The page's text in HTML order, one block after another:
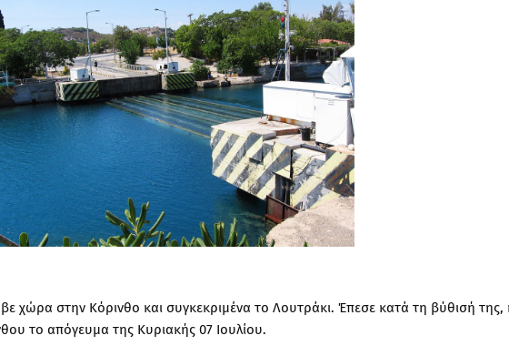
χώρα στην Κόρινθο και συγκεκριμένα το Λουτράκι. Έπεσε κατά τη βύθισή της,
το απόγευμα της Κυριακής 07 Ιουλίου.